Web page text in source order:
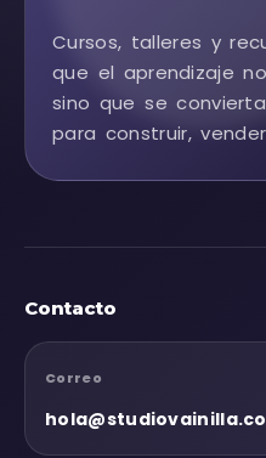
Cursos, talleres y
que el aprendizaje
sino que se
para construir,
Contacto
Correo